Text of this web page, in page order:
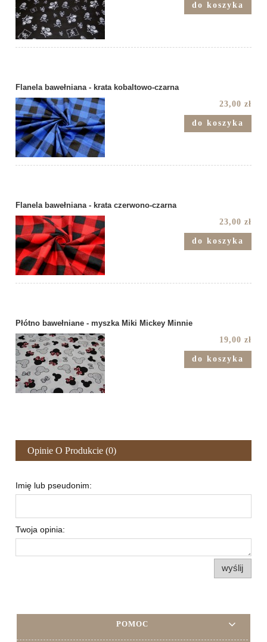
do koszyka
Flanela bawełniana - krata kobaltowo-czarna
23,00 zł
do koszyka
Flanela bawełniana - krata czerwono-czarna
23,00 zł
do koszyka
Płótno bawełniane - myszka Miki Mickey Minnie
19,00 zł
do koszyka
Opinie O Produkcie (0)
Imię lub pseudonim:
Twoja opinia:
wyślij
POMOC